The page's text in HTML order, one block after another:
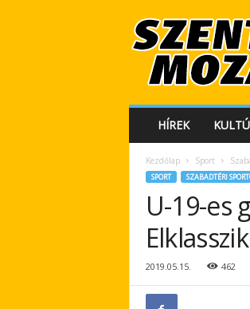
e
HÍREK
Kezdőlap Sport
SPORT SZABADTÉRI
U-19-es
2019.05.15. 462